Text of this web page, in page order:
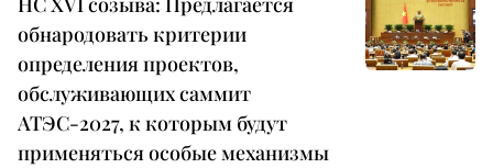
обнародовать критерии
определения проектов,
обслуживающих саммит
АТЭС-2027, к которым будут
применяться особые механизмы